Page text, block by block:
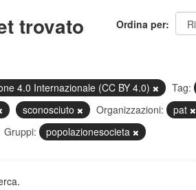
Ordina per
trovato
4.0 Internazionale (CC BY 4.0)
Tag:
sconosciuto Organizzazioni: pat
Gruppi: popolazionesocieta